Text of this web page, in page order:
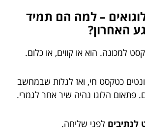
– למה הם תמיד
האחרון?
למכונה. הוא או קווים, או כלום.
כטקסט חי, ואז לגלות שבמחשב
פתאום הלוגו נהיה שיר אחר לגמרי.
לנתיבים לפני שליחה.